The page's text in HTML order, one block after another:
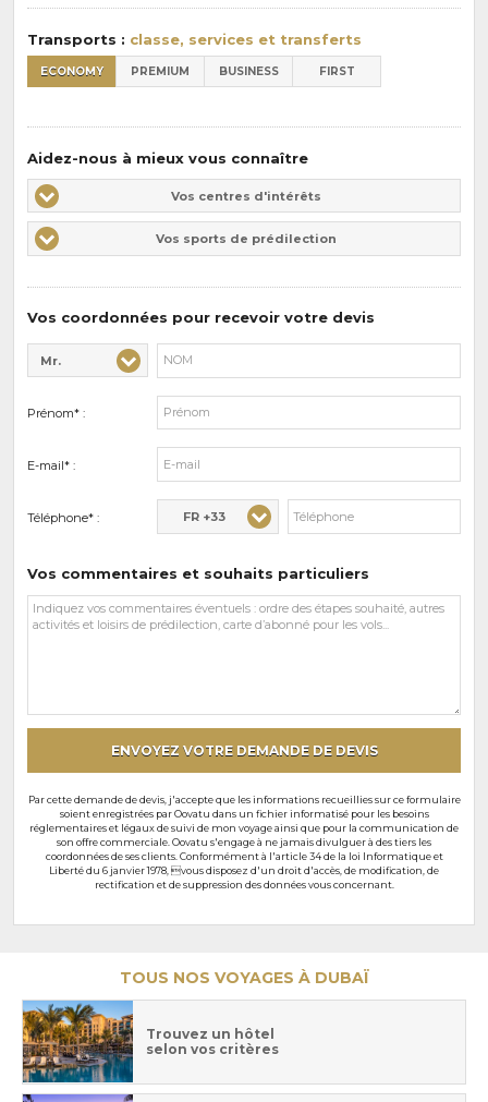
:
Transports : classe, services et transferts
ECONOMY PREMIUM BUSINESS FIRST
Aidez-nous à mieux vous connaître
Vos
centres
d'intérêts
Vos centres d'intérêts
Vos
sports
Vos sports de prédilection
Vos coordonnées pour recevoir votre devis
Civilité* :
Mr.
Nom* :
Prénom* :
E-mail* :
Téléphone* : FR +33
Vos commentaires et souhaits particuliers
Vos
commentaires
ENVOYEZ VOTRE DEMANDE DE DEVIS
Par cette demande de devis, j'accepte que les informations recueillies sur ce formulaire
soient enregistrées par Oovatu dans un fichier informatisé pour les besoins
réglementaires et légaux de suivi de mon voyage ainsi que pour la communication de
son offre commerciale. Oovatu s'engage à ne jamais divulguer à des tiers les
coordonnées de ses clients. Conformément à l'article 34 de la loi Informatique et
Liberté du 6 janvier 1978, vous disposez d'un droit d'accès, de modification, de
rectification et de suppression des données vous concernant.
TOUS NOS VOYAGES À DUBAÏ
Trouvez un hôtel
selon vos critères